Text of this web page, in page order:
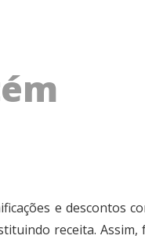
e descontos
receita. Assim,